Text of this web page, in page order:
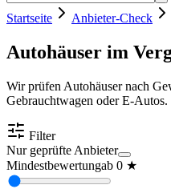
Startseite Anbieter-Check
Autohäuser im
Wir prüfen Autohäuser nach
Gebrauchtwagen oder E-Autos.
Filter
Nur geprüfte Anbieter
Mindestbewertungab 0 ★